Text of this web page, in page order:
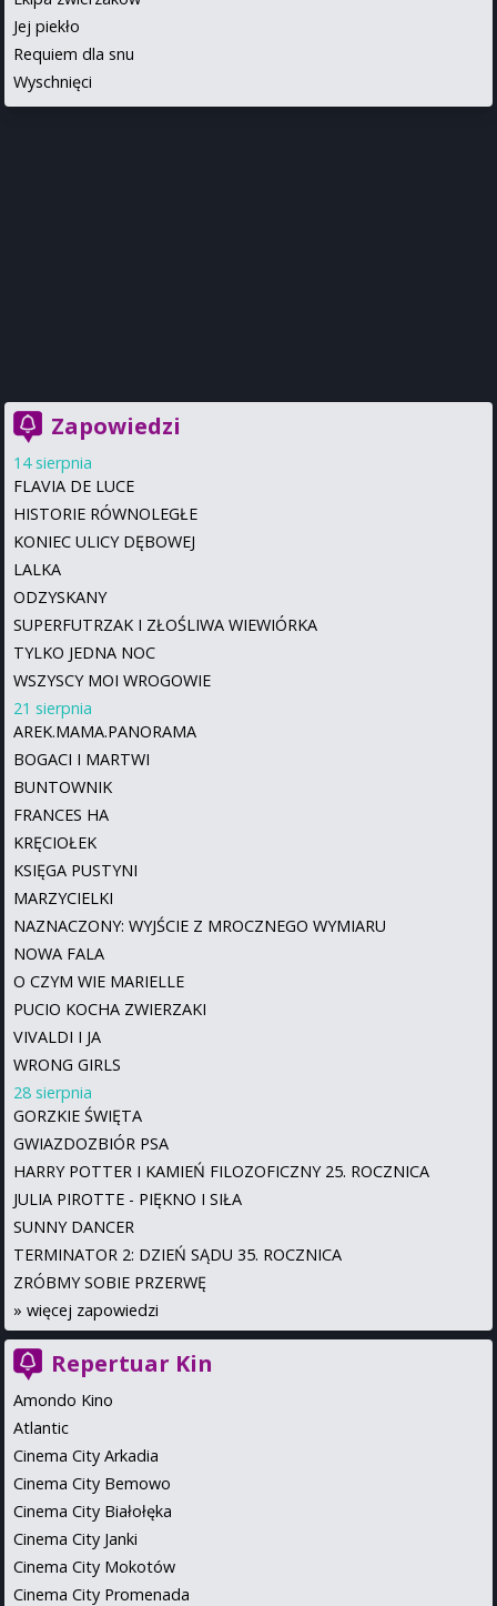
Jej piekło
Requiem dla snu
Wyschnięci
Zapowiedzi
14 sierpnia
FLAVIA DE LUCE
HISTORIE RÓWNOLEGŁE
KONIEC ULICY DĘBOWEJ
LALKA
ODZYSKANY
SUPERFUTRZAK I ZŁOŚLIWA WIEWIÓRKA
TYLKO JEDNA NOC
WSZYSCY MOI WROGOWIE
21 sierpnia
AREK.MAMA.PANORAMA
BOGACI I MARTWI
BUNTOWNIK
FRANCES HA
KRĘCIOŁEK
KSIĘGA PUSTYNI
MARZYCIELKI
NAZNACZONY: WYJŚCIE Z MROCZNEGO WYMIARU
NOWA FALA
O CZYM WIE MARIELLE
PUCIO KOCHA ZWIERZAKI
VIVALDI I JA
WRONG GIRLS
28 sierpnia
GORZKIE ŚWIĘTA
GWIAZDOZBIÓR PSA
HARRY POTTER I KAMIEŃ FILOZOFICZNY 25. ROCZNICA
JULIA PIROTTE - PIĘKNO I SIŁA
SUNNY DANCER
TERMINATOR 2: DZIEŃ SĄDU 35. ROCZNICA
ZRÓBMY SOBIE PRZERWĘ
» więcej zapowiedzi
Repertuar Kin
Amondo Kino
Atlantic
Cinema City Arkadia
Cinema City Bemowo
Cinema City Białołęka
Cinema City Janki
Cinema City Mokotów
Cinema City Promenada